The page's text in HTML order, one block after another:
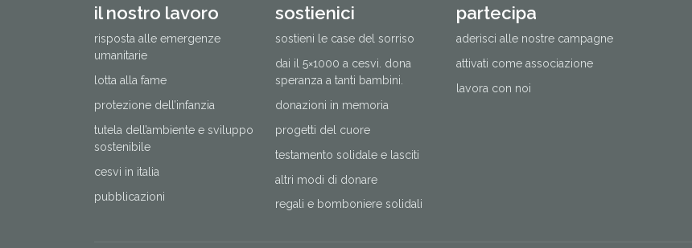
il nostro lavoro
risposta alle emergenze
umanitarie
lotta alla fame
protezione dell’infanzia
tutela dell’ambiente e sviluppo
sostenibile
cesvi in italia
pubblicazioni
sostienici
sostieni le case del sorriso
dai il 5×1000 a cesvi. dona
speranza a tanti bambini.
donazioni in memoria
progetti del cuore
testamento solidale e lasciti
altri modi di donare
regali e bomboniere solidali
partecipa
aderisci alle nostre campagne
attivati come associazione
lavora con noi